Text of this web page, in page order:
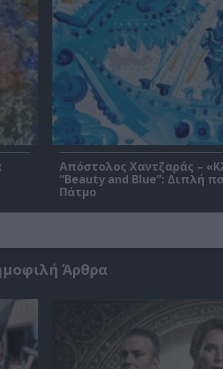
Απόστολος Χαντζαράς –
“Beauty and Blue”: Διπλή
Πάτμο
Άρθρα